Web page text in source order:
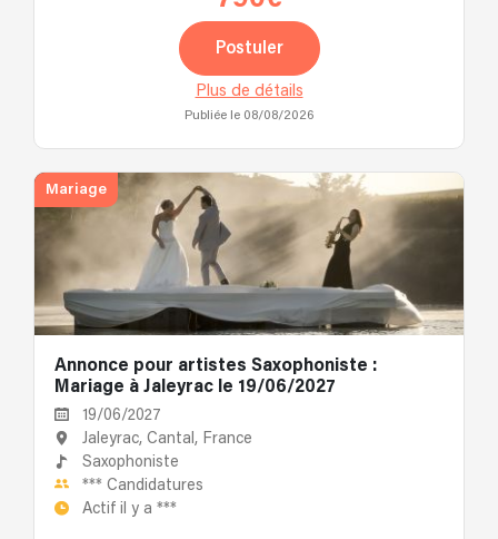
Postuler
Plus de détails
Publiée le 08/08/2026
Mariage
Annonce pour artistes Saxophoniste :
Mariage à Jaleyrac le 19/06/2027
19/06/2027
Jaleyrac, Cantal, France
Saxophoniste
*** Candidatures
Actif il y a ***